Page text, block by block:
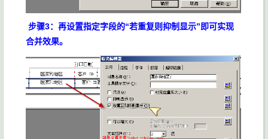
步骤3：再设置指定字段的“若重复则抑制显示”即可实现
合并效果。